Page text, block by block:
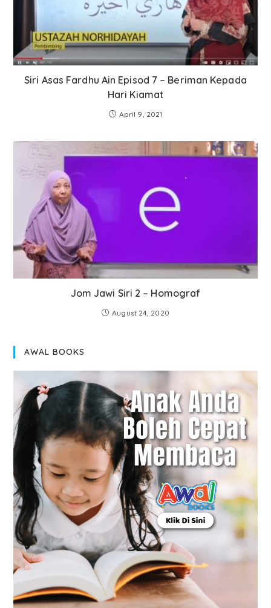
Siri Asas Fardhu Ain Episod 7 – Beriman Kepada
Hari Kiamat
April 9, 2021
Jom Jawi Siri 2 – Homograf
August 24, 2020
AWAL BOOKS